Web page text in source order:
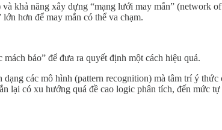
khả năng xây dựng “mạng lưới may mắn” (network
hơn để may mắn có thể va chạm.
bảo” để đưa ra quyết định một cách hiệu quả.
các mô hình (pattern recognition) mà tâm trí ý
lại có xu hướng quá đề cao logic phân tích, đến mức